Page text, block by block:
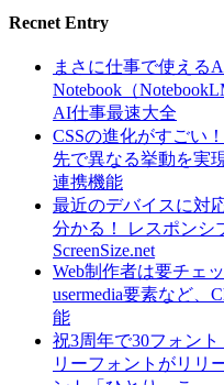
Recnet Entry
まさに仕事で使える
Notebook（
AI仕事最速大全
CSSの進化がすごい
先で異なる挙動を実
連携機能
最近のデバイスに対
分かる！ レスポンシ
ScreenSize.net
Web制作者は要チェ
usermedia要素など、
能
祝3周年で30フォン
リーフォントがリリ